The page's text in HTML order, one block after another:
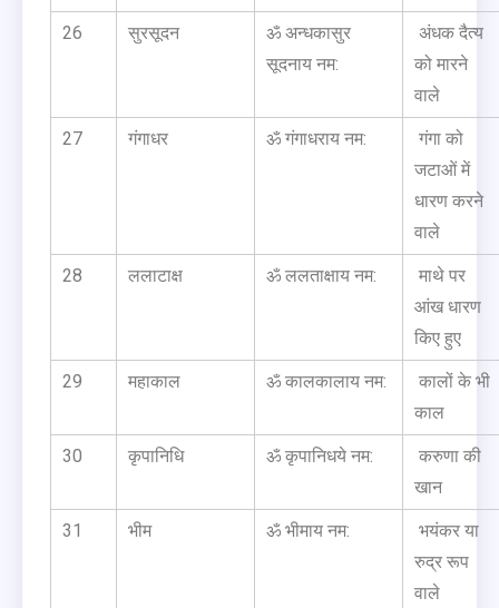
26 सुरसूदन
ॐ अन्धकासुर
सूदनाय नम:
अंधक दैत्य
को मारने
वाले
27 गंगाधर ॐ गंगाधराय नम:
गंगा को
जटाओं में
धारण करने
वाले
28 ललाटाक्ष ॐ ललताक्षाय नम:
माथे पर
आंख धारण
किए हुए
29 महाकाल ॐ कालकालाय नम:
कालों के भी
काल
30 कृपानिधि ॐ कृपानिधये नम:
करुणा की
खान
31 भीम ॐ भीमाय नम:
भयंकर या
रुद्र रूप
वाले